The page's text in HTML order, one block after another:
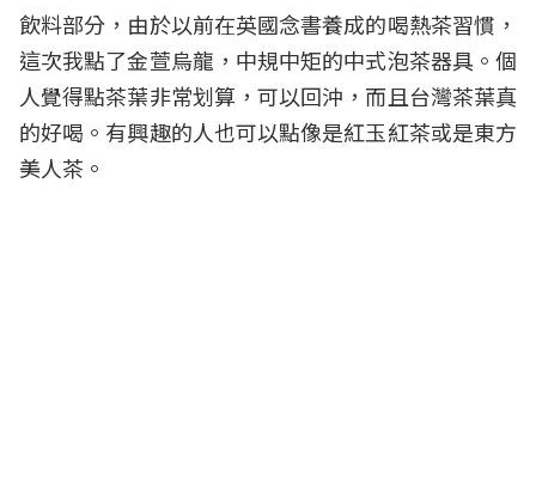
飲料部分，由於以前在英國念書養成的喝熱茶習慣，
這次我點了金萱烏龍，中規中矩的中式泡茶器具。個
人覺得點茶葉非常划算，可以回沖，而且台灣茶葉真
的好喝。有興趣的人也可以點像是紅玉紅茶或是東方
美人茶。